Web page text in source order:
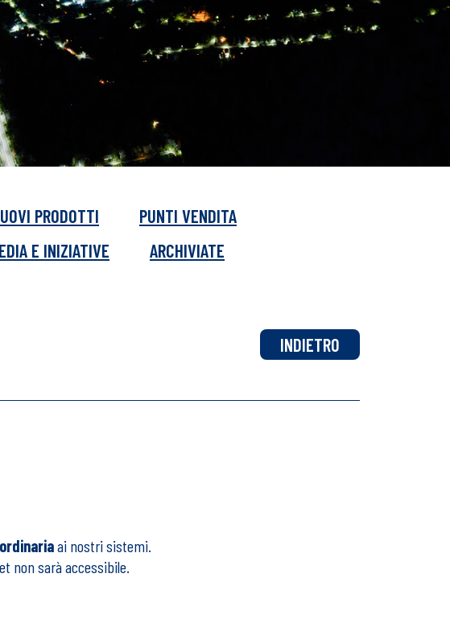
PRODOTTI
PUNTI VENDITA
E INIZIATIVE ARCHIVIATE
INDIETRO
ai nostri sistemi.
non sarà accessibile.